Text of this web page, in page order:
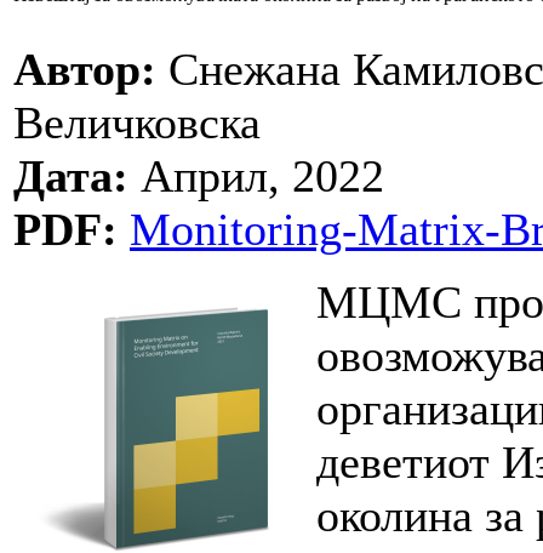
Автор: Снежана
Величковска
Дата: Април, 2022
PDF: Monitoring-Matrix-
МЦМС
деветиот
околина за